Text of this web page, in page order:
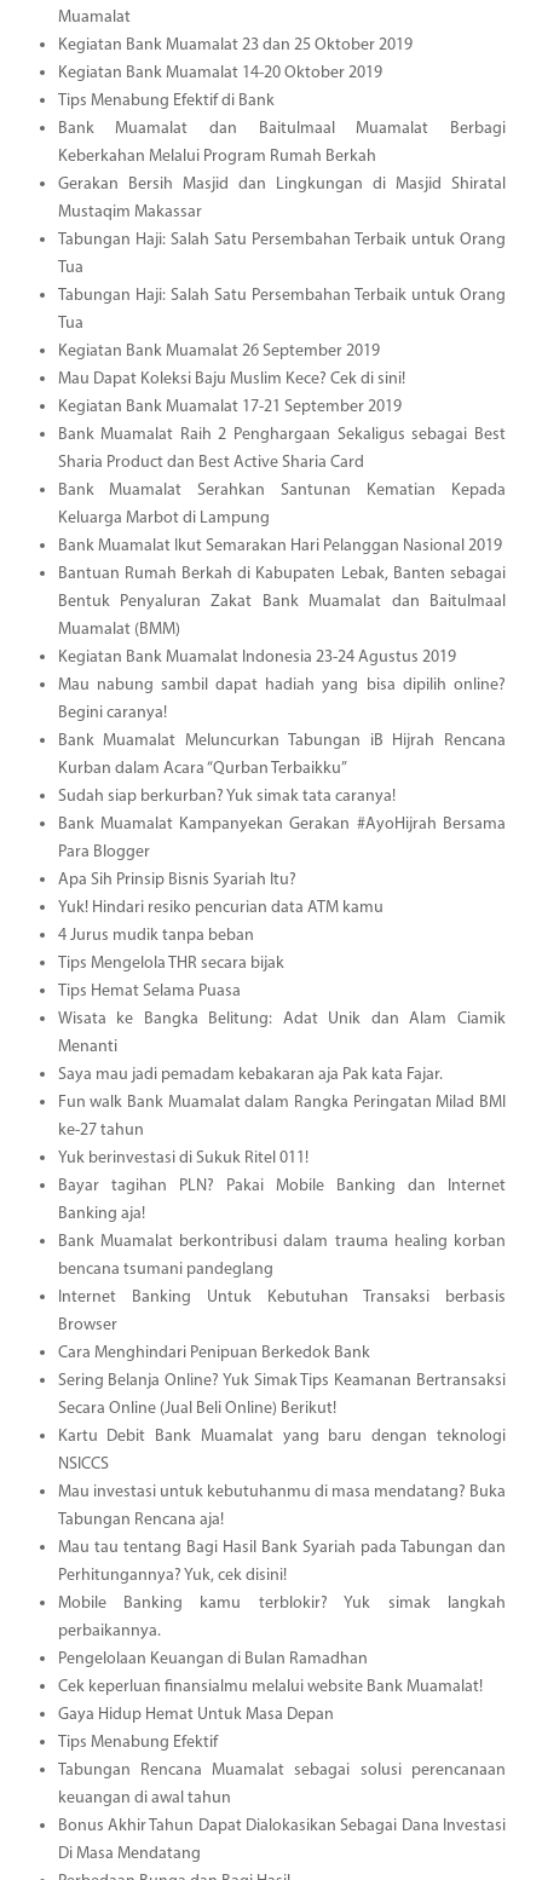
Muamalat
Kegiatan Bank Muamalat 23 dan 25 Oktober 2019
Kegiatan Bank Muamalat 14-20 Oktober 2019
Tips Menabung Efektif di Bank
Bank Muamalat dan Baitulmaal Muamalat Berbagi
Keberkahan Melalui Program Rumah Berkah
Gerakan Bersih Masjid dan Lingkungan di Masjid Shiratal
Mustaqim Makassar
Tabungan Haji: Salah Satu Persembahan Terbaik untuk Orang
Tua
Tabungan Haji: Salah Satu Persembahan Terbaik untuk Orang
Tua
Kegiatan Bank Muamalat 26 September 2019
Mau Dapat Koleksi Baju Muslim Kece? Cek di sini!
Kegiatan Bank Muamalat 17-21 September 2019
Bank Muamalat Raih 2 Penghargaan Sekaligus sebagai Best
Sharia Product dan Best Active Sharia Card
Bank Muamalat Serahkan Santunan Kematian Kepada
Keluarga Marbot di Lampung
Bank Muamalat Ikut Semarakan Hari Pelanggan Nasional 2019
Bantuan Rumah Berkah di Kabupaten Lebak, Banten sebagai
Bentuk Penyaluran Zakat Bank Muamalat dan Baitulmaal
Muamalat (BMM)
Kegiatan Bank Muamalat Indonesia 23-24 Agustus 2019
Mau nabung sambil dapat hadiah yang bisa dipilih online?
Begini caranya!
Bank Muamalat Meluncurkan Tabungan iB Hijrah Rencana
Kurban dalam Acara “Qurban Terbaikku”
Sudah siap berkurban? Yuk simak tata caranya!
Bank Muamalat Kampanyekan Gerakan #AyoHijrah Bersama
Para Blogger
Apa Sih Prinsip Bisnis Syariah Itu?
Yuk! Hindari resiko pencurian data ATM kamu
4 Jurus mudik tanpa beban
Tips Mengelola THR secara bijak
Tips Hemat Selama Puasa
Wisata ke Bangka Belitung: Adat Unik dan Alam Ciamik
Menanti
Saya mau jadi pemadam kebakaran aja Pak kata Fajar.
Fun walk Bank Muamalat dalam Rangka Peringatan Milad BMI
ke-27 tahun
Yuk berinvestasi di Sukuk Ritel 011!
Bayar tagihan PLN? Pakai Mobile Banking dan Internet
Banking aja!
Bank Muamalat berkontribusi dalam trauma healing korban
bencana tsumani pandeglang
Internet Banking Untuk Kebutuhan Transaksi berbasis
Browser
Cara Menghindari Penipuan Berkedok Bank
Sering Belanja Online? Yuk Simak Tips Keamanan Bertransaksi
Secara Online (Jual Beli Online) Berikut!
Kartu Debit Bank Muamalat yang baru dengan teknologi
NSICCS
Mau investasi untuk kebutuhanmu di masa mendatang? Buka
Tabungan Rencana aja!
Mau tau tentang Bagi Hasil Bank Syariah pada Tabungan dan
Perhitungannya? Yuk, cek disini!
Mobile Banking kamu terblokir? Yuk simak langkah
perbaikannya.
Pengelolaan Keuangan di Bulan Ramadhan
Cek keperluan finansialmu melalui website Bank Muamalat!
Gaya Hidup Hemat Untuk Masa Depan
Tips Menabung Efektif
Tabungan Rencana Muamalat sebagai solusi perencanaan
keuangan di awal tahun
Bonus Akhir Tahun Dapat Dialokasikan Sebagai Dana Investasi
Di Masa Mendatang